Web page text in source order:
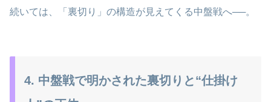
続いては、「裏切り」の構造が見えてくる中盤戦へ──。
4. 中盤戦で明かされた裏切りと“仕掛け